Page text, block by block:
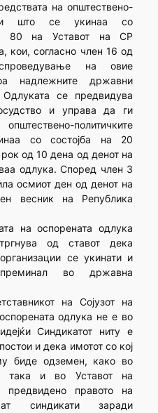
на општествено-
што се укинаа со
80 на Уставот на СР
кои, согласно член 16 од
на овие
надлежните државни
се предвидува
и управа да ги
политичките
со состојба на 20
од 10 дена од денот на
одлука. Според член 3
осмиот ден од денот на
весник на Република
на оспорената одлука
од ставот дека
се укинати и
во државна
на Сојузот на
одлука не е во
Синдикатот ниту е
и дека имотот со кој
биде одземен, како во
така и во Уставот на
предвидено правото на
синдикати заради